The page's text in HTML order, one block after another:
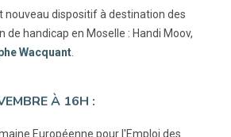
nouveau dispositif à destination des
de handicap en Moselle : Handi Moov,
Wacquant
À 16H :
Européenne pour l'Emploi des